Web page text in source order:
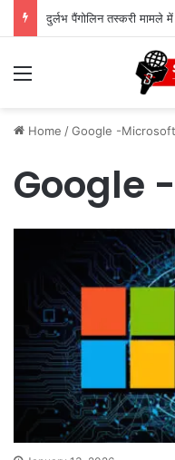
दुर्लभ पैंगोलिन तस्करी मामले में
Menu
Home /Google -Microsoft
Google